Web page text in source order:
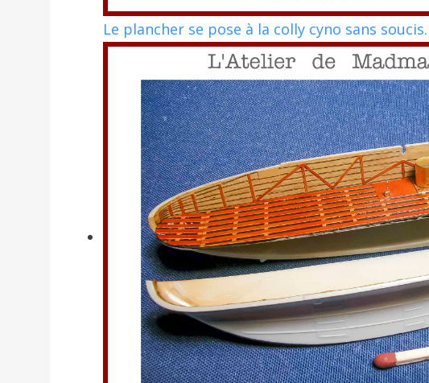
Le plancher se pose à la colly cyno sans soucis.